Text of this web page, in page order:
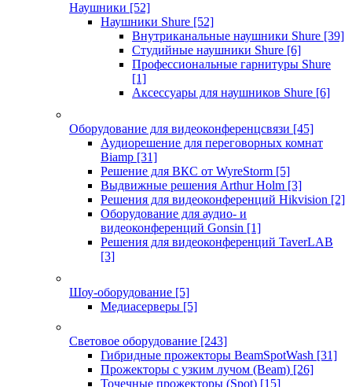
Наушники [52]
Наушники Shure [52]
Внутриканальные наушники Shure [39]
Студийные наушники Shure [6]
Профессиональные гарнитуры Shure
[1]
Аксессуары для наушников Shure [6]
Оборудование для видеоконференцсвязи [45]
Аудиорешение для переговорных комнат
Biamp [31]
Решение для ВКС от WyreStorm [5]
Выдвижные решения Arthur Holm [3]
Решения для видеоконференций Hikvision [2]
Оборудование для аудио- и
видеоконференций Gonsin [1]
Решения для видеоконференций TaverLAB
[3]
Шоу-оборудование [5]
Медиасерверы [5]
Световое оборудование [243]
Гибридные прожекторы BeamSpotWash [31]
Прожекторы с узким лучом (Beam) [26]
Точечные прожекторы (Spot) [15]